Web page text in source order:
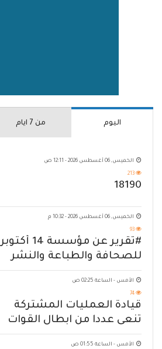
اليوم من 7 ايام
الخميس, 06 أغسطس 2026 - 12:11 ص
213
18190
الخميس, 06 أغسطس 2026 - 10:32 م
93
#تقرير عن مؤسسة 14 أكتوبر
للصحافة والطباعة والنشر
الأمس - الساعة 02:25 ص
74
قيادة العمليات المشتركة
تنعى عددا من ابطال القوات
المسلحة
الأمس - الساعة 01:55 ص